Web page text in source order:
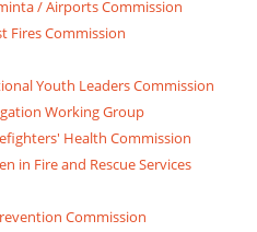
/ Airports Commission
Fires Commission
Youth Leaders Commission
Working Group
Health Commission
in Fire and Rescue Services
Commission